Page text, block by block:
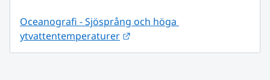
Oceanografi - Sjösprång och höga
ytvattentemperaturer